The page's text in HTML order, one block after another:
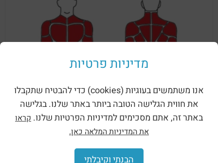
מדיניות פרטיות
אנו משתמשים בעוגיות (cookies) כדי להבטיח שתקבלו
את חווית הגלישה הטובה ביותר באתר שלנו. בגלישה
באתר זה, אתם מסכימים למדיניות הפרטיות שלנו. קראו
את המדיניות המלאה כאן.
הבנתי וקיבלתי